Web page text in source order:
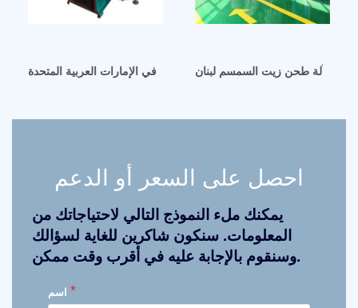
ماكينة فلترة زيت جوز الهند في الإمارات العربية المتحدة
آلة طحن زيت السمسم لبنان
احصل على السعر أو الدعم
يمكنك ملء النموذج التالي لاحتياجاتك من
المعلومات. سنكون شاكرين للغاية لسؤالك
وسنقوم بالإجابة عليه في أقرب وقت ممكن.
*